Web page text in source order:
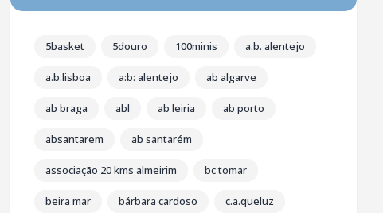
5basket 5douro 100minis a.b. alentejo
a.b.lisboa a:b: alentejo ab algarve
ab braga abl ab leiria ab porto
absantarem ab santarém
associação 20 kms almeirim bc tomar
beira mar bárbara cardoso c.a.queluz